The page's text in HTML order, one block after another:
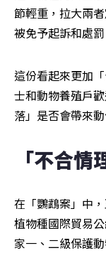
節輕重，拉大兩
被免予起訴和處
這份看起來更加
士和動物養殖戶
落」是否會帶來
「不合
在「鸚鵡案」中
植物種國際貿易
家一、二級保護